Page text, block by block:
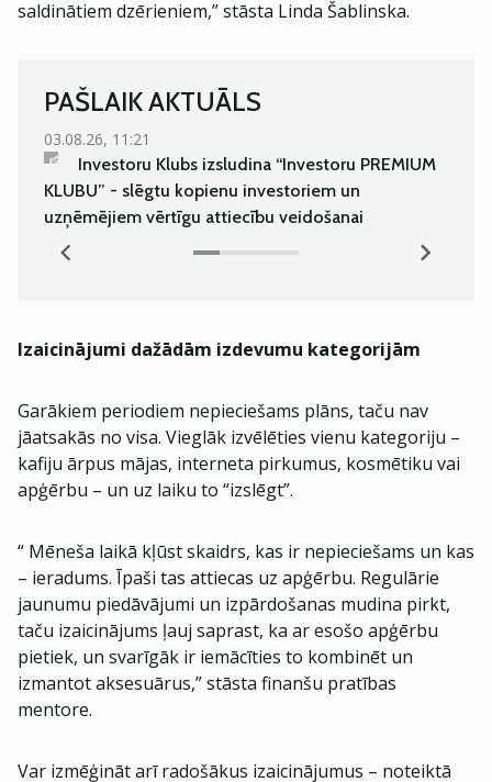
saldinātiem dzērieniem,” stāsta Linda Šablinska.
PAŠLAIK AKTUĀLS
03.08.26, 11:21
Investoru Klubs izsludina “Investoru PREMIUM
KLUBU” - slēgtu kopienu investoriem un
uzņēmējiem vērtīgu attiecību veidošanai
Izaicinājumi dažādām izdevumu kategorijām
Garākiem periodiem nepieciešams plāns, taču nav
jāatsakās no visa. Vieglāk izvēlēties vienu kategoriju –
kafiju ārpus mājas, interneta pirkumus, kosmētiku vai
apģērbu – un uz laiku to “izslēgt”.
“ Mēneša laikā kļūst skaidrs, kas ir nepieciešams un kas
– ieradums. Īpaši tas attiecas uz apģērbu. Regulārie
jaunumu piedāvājumi un izpārdošanas mudina pirkt,
taču izaicinājums ļauj saprast, ka ar esošo apģērbu
pietiek, un svarīgāk ir iemācīties to kombinēt un
izmantot aksesuārus,” stāsta finanšu pratības
mentore.
Var izmēģināt arī radošākus izaicinājumus – noteiktā